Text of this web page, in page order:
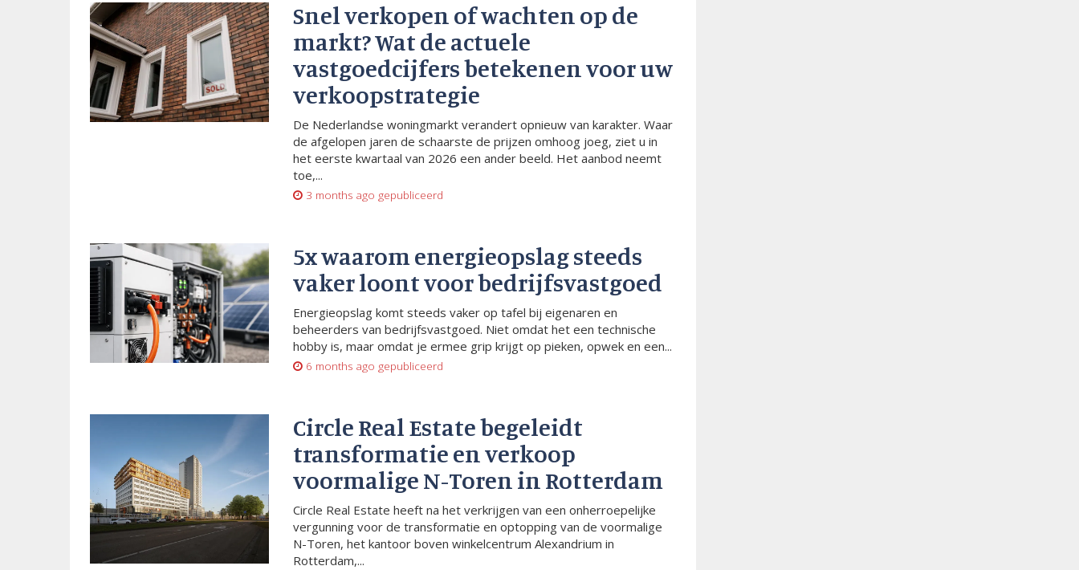
Snel verkopen of wachten op de
markt? Wat de actuele
vastgoedcijfers betekenen voor uw
verkoopstrategie
De Nederlandse woningmarkt verandert opnieuw van karakter. Waar
de afgelopen jaren de schaarste de prijzen omhoog joeg, ziet u in
het eerste kwartaal van 2026 een ander beeld. Het aanbod neemt
toe,...
3 months ago gepubliceerd
5x waarom energieopslag steeds
vaker loont voor bedrijfsvastgoed
Energieopslag komt steeds vaker op tafel bij eigenaren en
beheerders van bedrijfsvastgoed. Niet omdat het een technische
hobby is, maar omdat je ermee grip krijgt op pieken, opwek en een...
6 months ago gepubliceerd
Circle Real Estate begeleidt
transformatie en verkoop
voormalige N-Toren in Rotterdam
Circle Real Estate heeft na het verkrijgen van een onherroepelijke
vergunning voor de transformatie en optopping van de voormalige
N-Toren, het kantoor boven winkelcentrum Alexandrium in
Rotterdam,...